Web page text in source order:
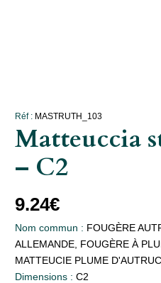
Réf : MASTRUTH_103
Matteuccia
– C2
9.24€
Nom commun : FOUGÈRE
ALLEMANDE, FOUGÈRE À
MATTEUCIE PLUME
Dimensions : C2